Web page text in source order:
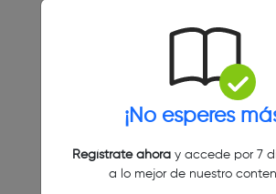
¡No esperes
Regístrate ahoray accede por 7
a lo mejor de nuestro